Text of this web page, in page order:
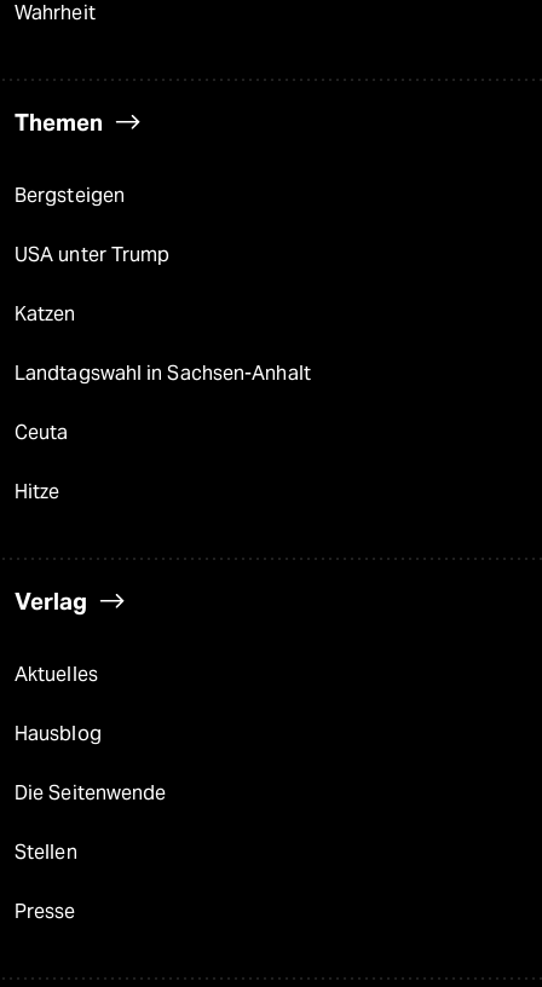
Wahrheit
Themen
Bergsteigen
USA unter Trump
Katzen
Landtagswahl in Sachsen-Anhalt
Ceuta
Hitze
Verlag
Aktuelles
Hausblog
Die Seitenwende
Stellen
Presse